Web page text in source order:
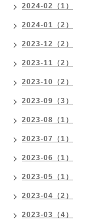
2024-02（1）
2024-01（2）
2023-12（2）
2023-11（2）
2023-10（2）
2023-09（3）
2023-08（1）
2023-07（1）
2023-06（1）
2023-05（1）
2023-04（2）
2023-03（4）